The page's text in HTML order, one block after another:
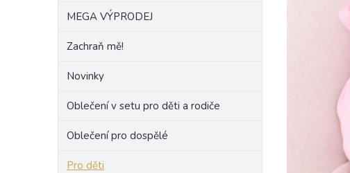
MEGA VÝPRODEJ
Zachraň mě!
Novinky
Oblečení v setu pro děti a rodiče
Oblečení pro dospělé
Pro děti